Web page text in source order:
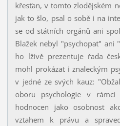
křesťan, v tomto zlodějském
jak to šlo, psal o sobě i na
se od státních orgánů ani
Blažek nebyl "psychopat" ani
ho lživě prezentuje řada
mohl prokázat i znaleckým
v jedné ze svých kauz:
oboru psychologie v
hodnocen jako osobnost
vztahem k právu a